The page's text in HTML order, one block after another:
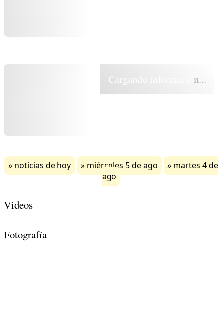
Cargando información...
noticias de hoy miércoles 5 de ago
martes 4 de
ago
Videos
Fotografía